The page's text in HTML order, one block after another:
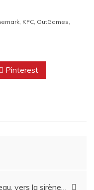
, KFC, OutGames,
Pinterest
vers la sirène…